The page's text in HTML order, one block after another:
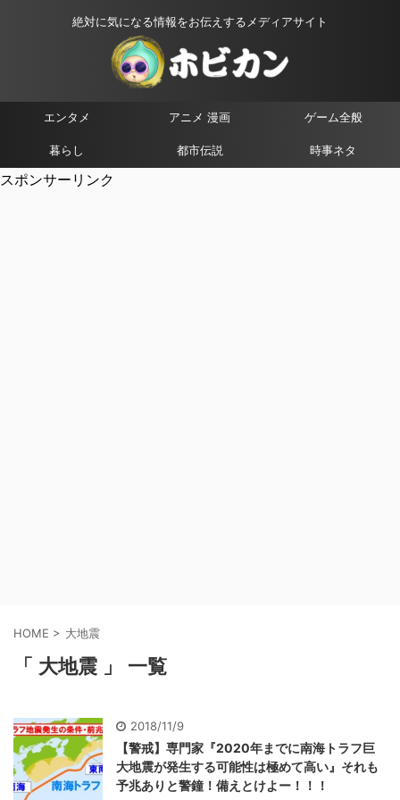
絶対に気になる情報をお伝えするメディアサイト
エンタメ アニメ 漫画 ゲーム全般
暮らし 都市伝説 時事ネタ
スポンサーリンク
HOME > 大地震
「 大地震 」 一覧
2018/11/9
【警戒】専門家『2020年までに南海トラフ巨
大地震が発生する可能性は極めて高い』それも
予兆ありと警鐘！備えとけよー！！！